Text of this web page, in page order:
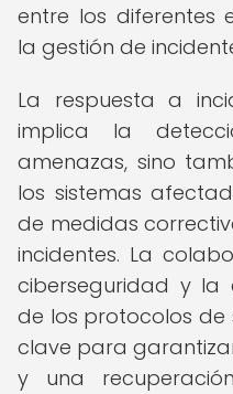
entre los diferentes
la gestión de
La respuesta a
implica la
amenazas, sino
los sistemas
de medidas
incidentes. La
ciberseguridad y la
de los protocolos
clave para
y una